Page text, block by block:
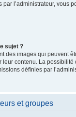
par l’administrateur, vous
sujet ?
des images qui peuvent
leur contenu. La possibilité
définies par
et groupes